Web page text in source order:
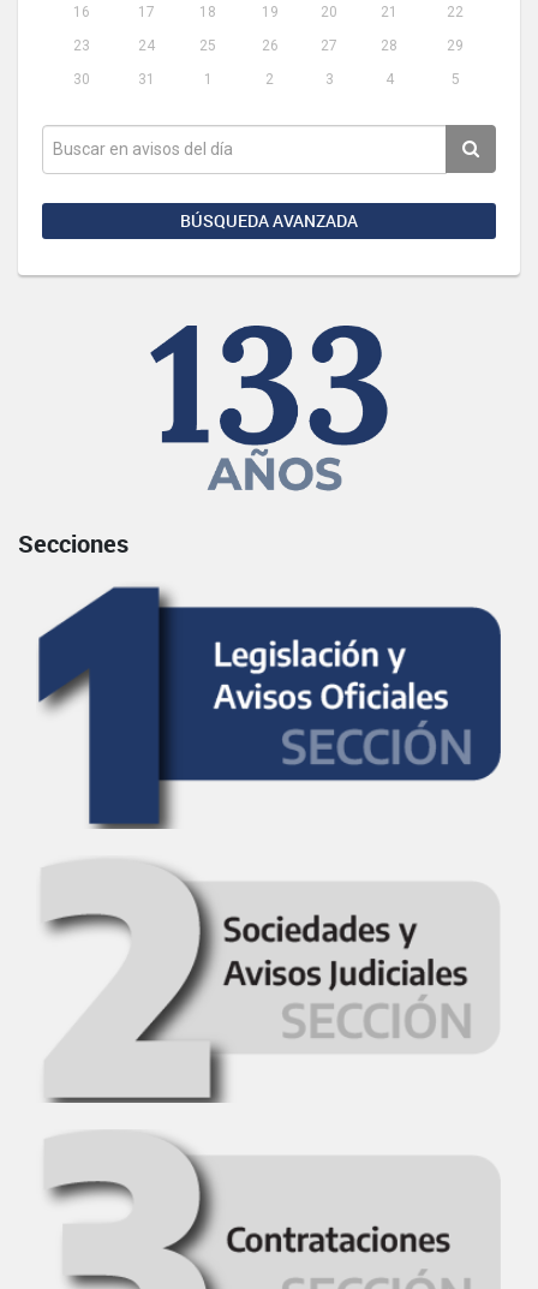
16
17 18 19 20 21
22
23
24 25 26 27 28
29
30
31 1 2 3 4 5
BÚSQUEDA AVANZADA
Secciones